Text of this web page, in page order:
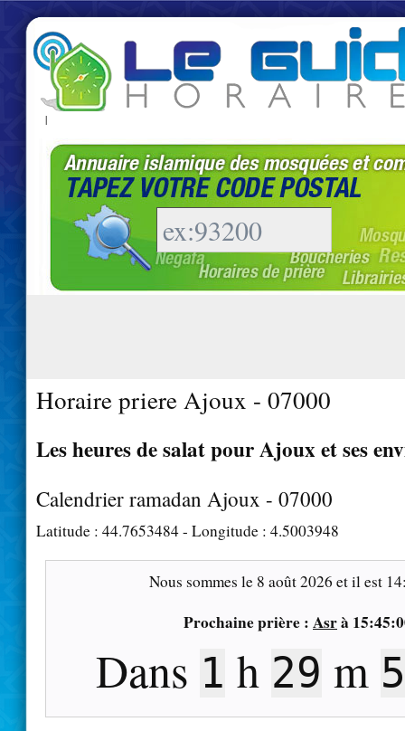
|
Horaire priere Ajoux - 07000
Les heures de salat pour Ajoux et ses
Calendrier ramadan Ajoux - 07000
Latitude : 44.7653484- Longitude : 4.5003948
Nous sommes le 8 août 2026 et il est
Prochaine prière : Asrà
Dans 1 h 29 m